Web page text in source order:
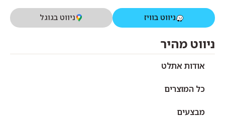
ניווט בוויז ניווט בגוגל
ניווט מהיר
אודות אתלט
כל המוצרים
מבצעים